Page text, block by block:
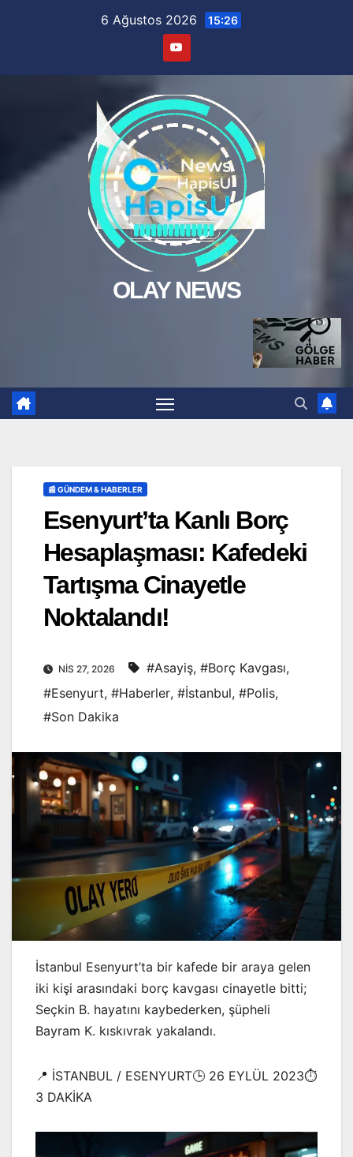
6 Ağustos 2026 15:26
OLAY NEWS
📰 GÜNDEM & HABERLER
Esenyurt’ta Kanlı Borç
Hesaplaşması: Kafedeki
Tartışma Cinayetle
Noktalandı!
NIS 27, 2026 #Asayiş, #Borç Kavgası,
#Esenyurt, #Haberler, #İstanbul, #Polis,
#Son Dakika
İstanbul Esenyurt’ta bir kafede bir araya gelen
iki kişi arasındaki borç kavgası cinayetle bitti;
Seçkin B. hayatını kaybederken, şüpheli
Bayram K. kıskıvrak yakalandı.
📍 İSTANBUL / ESENYURT🕒 26 EYLÜL 2023⏱️
3 DAKİKA